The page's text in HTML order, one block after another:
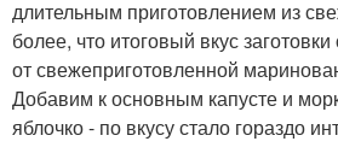
длительным приготовлением из
более, что итоговый вкус
от свежеприготовленной
Добавим к основным капусте и
яблочко - по вкусу стало гораздо